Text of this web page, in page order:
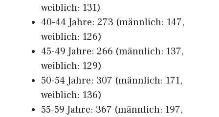
weiblich: 131)
40-44 Jahre: 273 (männlich: 147,
weiblich: 126)
45-49 Jahre: 266 (männlich: 137,
weiblich: 129)
50-54 Jahre: 307 (männlich: 171,
weiblich: 136)
55-59 Jahre: 367 (männlich: 197,